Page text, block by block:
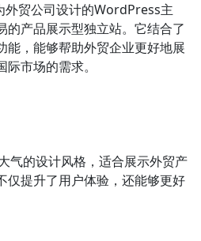
贸公司设计的WordPress主
的产品展示型独立站。它结合了
能，能够帮助外贸企业更好地展
市场的需求。
气的设计风格，适合展示外贸产
仅提升了用户体验，还能够更好